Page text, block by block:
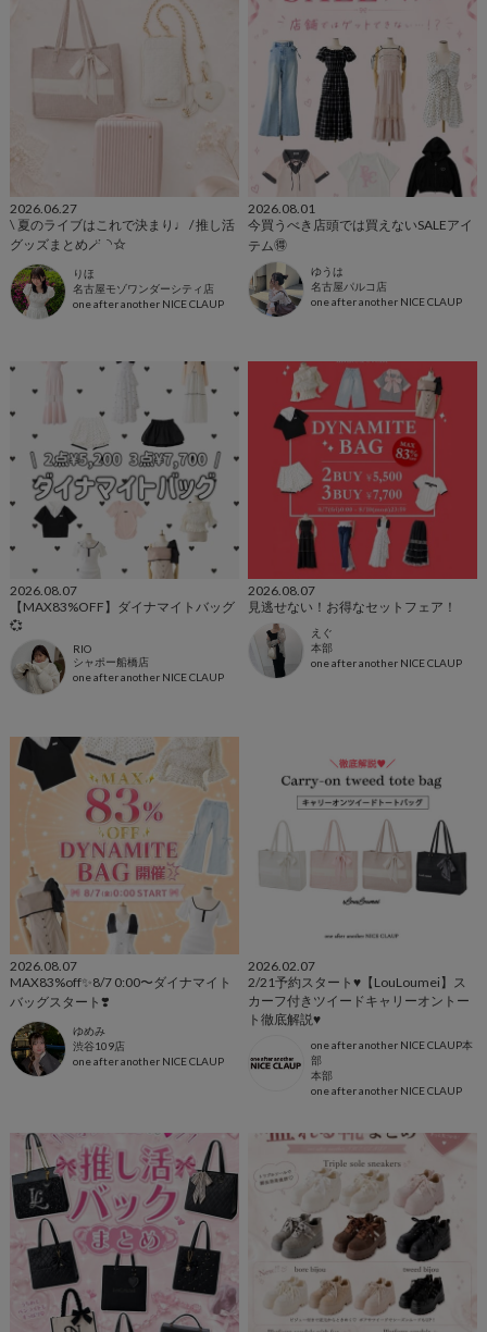
2026.06.27
\ 夏のライブはこれで決まり♩ / 推し活
グッズまとめ🪄︎︎◝✩
りほ
名古屋モゾワンダーシティ店
one after another NICE CLAUP
2026.08.01
今買うべき店頭では買えないSALEアイ
テム🉐
ゆうは
名古屋パルコ店
one after another NICE CLAUP
2026.08.07
【MAX83%OFF】ダイナマイトバッグ
💞
RIO
シャポー船橋店
one after another NICE CLAUP
2026.08.07
見逃せない！お得なセットフェア！
えぐ
本部
one after another NICE CLAUP
2026.08.07
MAX83%off✨️8/7 0:00〜ダイナマイト
バッグスタート❣️
ゆめみ
渋谷109店
one after another NICE CLAUP
2026.02.07
2/21予約スタート♥【LouLoumei】ス
カーフ付きツイードキャリーオントー
ト徹底解説♥
one after another NICE CLAUP本
部
本部
one after another NICE CLAUP